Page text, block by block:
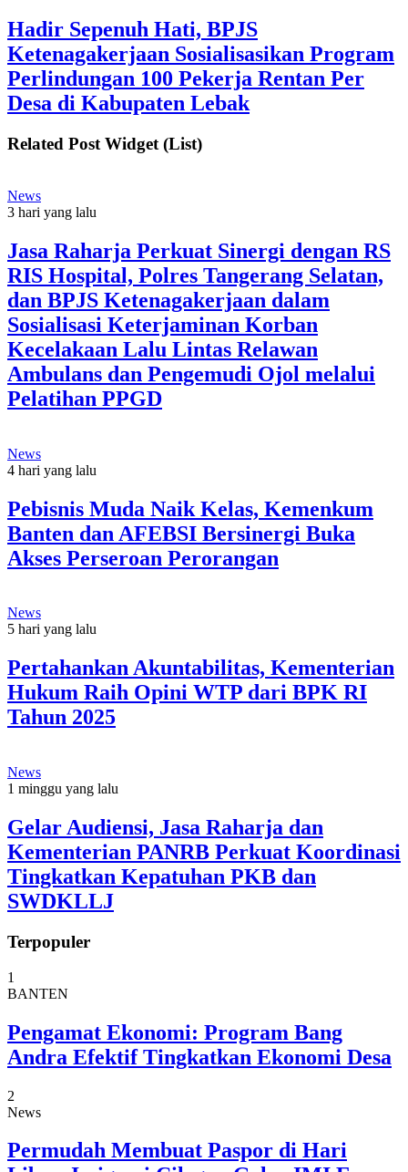
Hadir Sepenuh Hati, BPJS
Ketenagakerjaan Sosialisasikan Program
Perlindungan 100 Pekerja Rentan Per
Desa di Kabupaten Lebak
Related Post Widget (List)
News
3 hari yang lalu
Jasa Raharja Perkuat Sinergi dengan RS
RIS Hospital, Polres Tangerang Selatan,
dan BPJS Ketenagakerjaan dalam
Sosialisasi Keterjaminan Korban
Kecelakaan Lalu Lintas Relawan
Ambulans dan Pengemudi Ojol melalui
Pelatihan PPGD
News
4 hari yang lalu
Pebisnis Muda Naik Kelas, Kemenkum
Banten dan AFEBSI Bersinergi Buka
Akses Perseroan Perorangan
News
5 hari yang lalu
Pertahankan Akuntabilitas, Kementerian
Hukum Raih Opini WTP dari BPK RI
Tahun 2025
News
1 minggu yang lalu
Gelar Audiensi, Jasa Raharja dan
Kementerian PANRB Perkuat Koordinasi
Tingkatkan Kepatuhan PKB dan
SWDKLLJ
Terpopuler
1
BANTEN
Pengamat Ekonomi: Program Bang
Andra Efektif Tingkatkan Ekonomi Desa
2
News
Permudah Membuat Paspor di Hari